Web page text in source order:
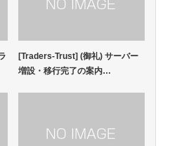
[Traders-Trust] (御礼) サーバー
増設・移行完了の案内…